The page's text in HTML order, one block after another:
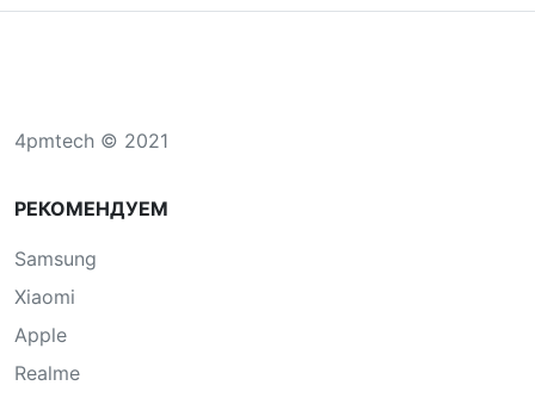
4pmtech © 2021
РЕКОМЕНДУЕМ
Samsung
Xiaomi
Apple
Realme